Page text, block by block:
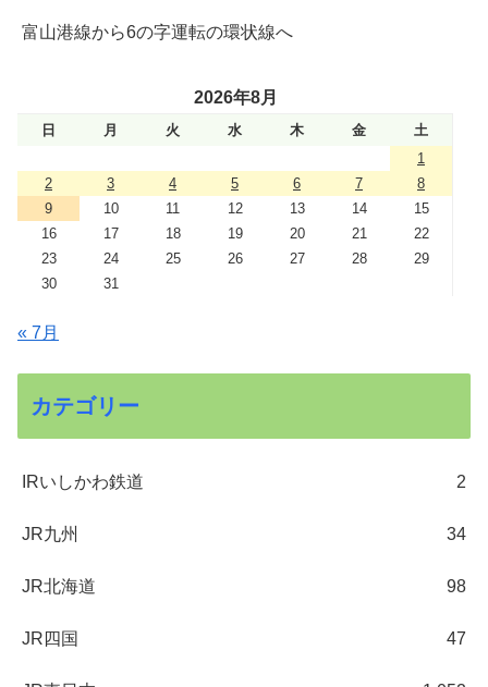
富山港線から6の字運転の環状線へ
2026年8月
日 月 火 水 木 金
土
1
2
3 4 5 6 7
8
9
10 11 12 13 14
15
16
17 18 19 20 21
22
23
24 25 26 27 28
29
30
31
« 7月
カテゴリー
IRいしかわ鉄道 2
JR九州 34
JR北海道 98
JR四国 47